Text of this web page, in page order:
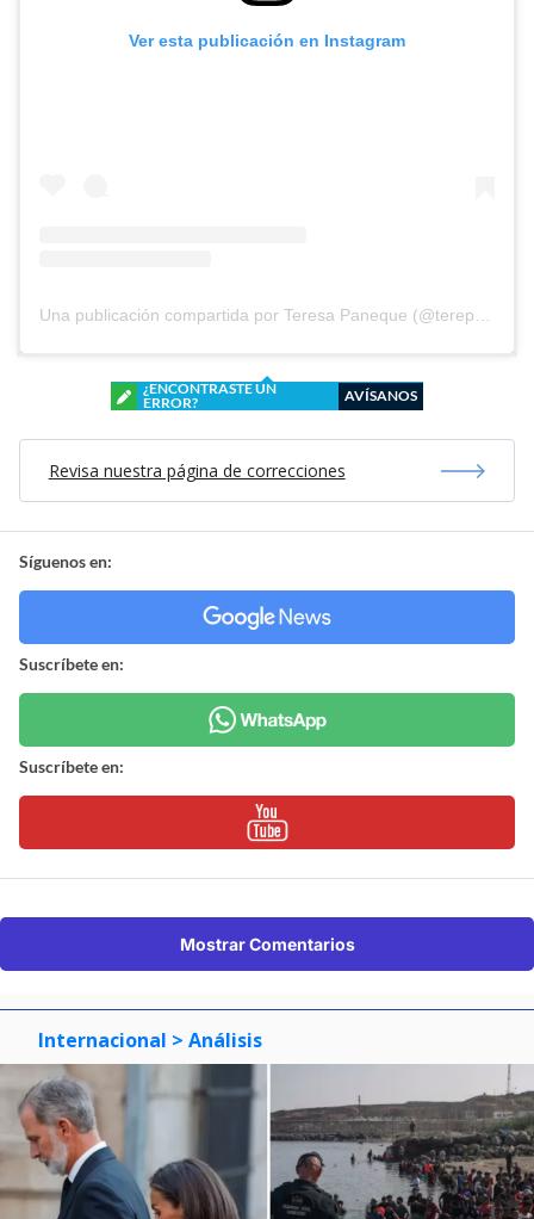
Ver esta publicación en Instagram
Una publicación compartida por Teresa Paneque (@terepaneque)
¿ENCONTRASTE UN
ERROR?
AVÍSANOS
Revisa nuestra página de correcciones
Síguenos en:
Suscríbete en:
Suscríbete en:
Mostrar Comentarios
Internacional > Análisis